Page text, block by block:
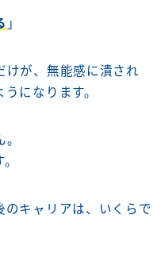
」
けが、無能感に潰され
になります。
のキャリアは、いくらで